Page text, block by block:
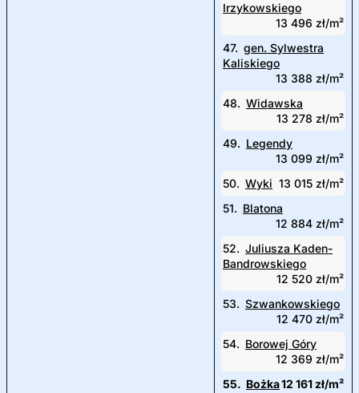
Irzykowskiego
13 496 zł/m²
47. gen. Sylwestra
Kaliskiego
13 388 zł/m²
48. Widawska
13 278 zł/m²
49. Legendy
13 099 zł/m²
50. Wyki 13 015 zł/m²
51. Blatona
12 884 zł/m²
52. Juliusza Kaden-
Bandrowskiego
12 520 zł/m²
53. Szwankowskiego
12 470 zł/m²
54. Borowej Góry
12 369 zł/m²
55. Bożka12 161 zł/m²